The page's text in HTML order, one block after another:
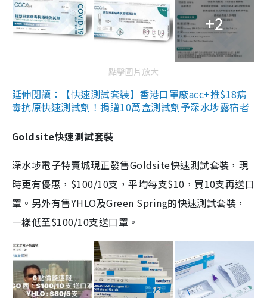
+2
點擊圖片放大
延伸閱讀：【快速測試套裝】香港口罩廠acc+推$18病
毒抗原快速測試劑！捐贈10萬盒測試劑予深水埗露宿者
Goldsite快速測試套裝
深水埗電子特賣城現正發售Goldsite快速測試套裝，現
時更有優惠，$100/10支，平均每支$10，買10支再送口
罩。另外有售YHLO及Green Spring的快速測試套裝，
一樣低至$100/10支送口罩。